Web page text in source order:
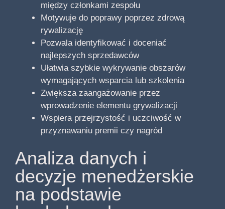
między członkami zespołu
Motywuje do poprawy poprzez zdrową
rywalizację
Pozwala identyfikować i doceniać
najlepszych sprzedawców
Ułatwia szybkie wykrywanie obszarów
wymagających wsparcia lub szkolenia
Zwiększa zaangażowanie przez
wprowadzenie elementu grywalizacji
Wspiera przejrzystość i uczciwość w
przyznawaniu premii czy nagród
Analiza danych i
decyzje menedżerskie
na podstawie